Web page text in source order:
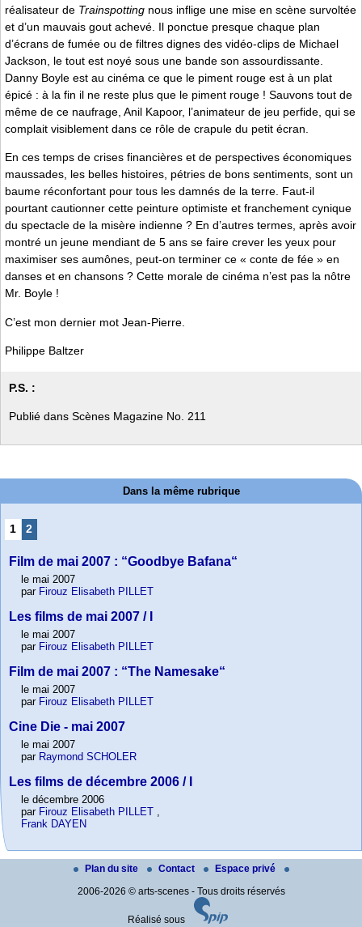
réalisateur de Trainspotting nous inflige une mise en scène survoltée
et d’un mauvais gout achevé. Il ponctue presque chaque plan
d’écrans de fumée ou de filtres dignes des vidéo-clips de Michael
Jackson, le tout est noyé sous une bande son assourdissante.
Danny Boyle est au cinéma ce que le piment rouge est à un plat
épicé : à la fin il ne reste plus que le piment rouge ! Sauvons tout de
même de ce naufrage, Anil Kapoor, l’animateur de jeu perfide, qui se
complait visiblement dans ce rôle de crapule du petit écran.
En ces temps de crises financières et de perspectives économiques
maussades, les belles histoires, pétries de bons sentiments, sont un
baume réconfortant pour tous les damnés de la terre. Faut-il
pourtant cautionner cette peinture optimiste et franchement cynique
du spectacle de la misère indienne ? En d’autres termes, après avoir
montré un jeune mendiant de 5 ans se faire crever les yeux pour
maximiser ses aumônes, peut-on terminer ce « conte de fée » en
danses et en chansons ? Cette morale de cinéma n’est pas la nôtre
Mr. Boyle !
C’est mon dernier mot Jean-Pierre.
Philippe Baltzer
P.S. :
Publié dans Scènes Magazine No. 211
Dans la même rubrique
1 2
Film de mai 2007 : “Goodbye Bafana“
le mai 2007
par Firouz Elisabeth PILLET
Les films de mai 2007 / I
le mai 2007
par Firouz Elisabeth PILLET
Film de mai 2007 : “The Namesake“
le mai 2007
par Firouz Elisabeth PILLET
Cine Die - mai 2007
le mai 2007
par Raymond SCHOLER
Les films de décembre 2006 / I
le décembre 2006
par Firouz Elisabeth PILLET ,
Frank DAYEN
Plan du site Contact
Espace privé
2006-2026 © arts-scenes - Tous droits réservés
Réalisé sous